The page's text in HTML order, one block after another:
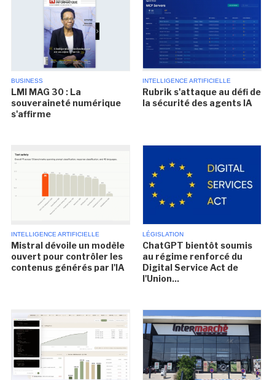
BUSINESS
LMI MAG 30 : La
souveraineté numérique
s'affirme
INTELLIGENCE ARTIFICIELLE
Rubrik s'attaque au défi de
la sécurité des agents IA
INTELLIGENCE ARTIFICIELLE
Mistral dévoile un modèle
ouvert pour contrôler les
contenus générés par l'IA
LÉGISLATION
ChatGPT bientôt soumis
au régime renforcé du
Digital Service Act de
l'Union...